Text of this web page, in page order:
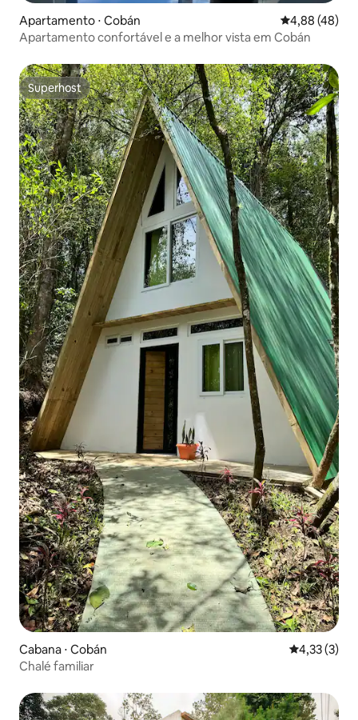
Apartamento ⋅ Cobán 4,88 de uma
4,88 (48)
Apartamento confortável e a melhor vista em Cobán
Superhost
Superhost
Cabana ⋅ Cobán 4,33 de
4,33 (3)
Chalé familiar